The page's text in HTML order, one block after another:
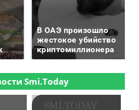
В ОАЭ произошло
жестокое убийство
криптомиллионера